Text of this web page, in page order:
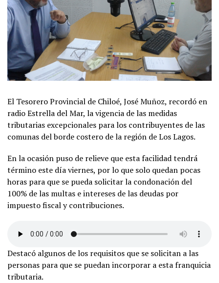
El Tesorero Provincial de Chiloé, José Muñoz, recordó en
radio Estrella del Mar, la vigencia de las medidas
tributarias excepcionales para los contribuyentes de las
comunas del borde costero de la región de Los Lagos.
En la ocasión puso de relieve que esta facilidad tendrá
término este día viernes, por lo que solo quedan pocas
horas para que se pueda solicitar la condonación del
100% de las multas e intereses de las deudas por
impuesto fiscal y contribuciones.
Destacó algunos de los requisitos que se solicitan a las
personas para que se puedan incorporar a esta franquicia
tributaria.